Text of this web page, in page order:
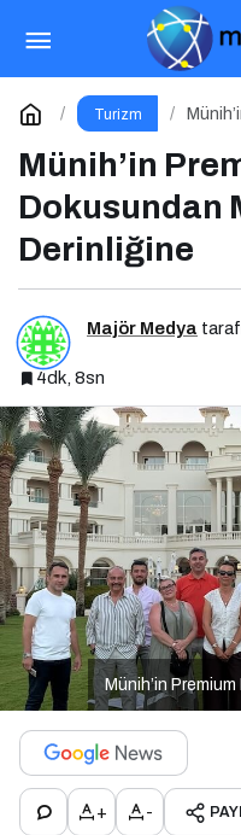
Turizm
Münih’in
Dokusundan
Derinliğine
Majör Medya
4dk, 8sn
Münih’in
+ -
Kulüp Markalı
Yorum Yap